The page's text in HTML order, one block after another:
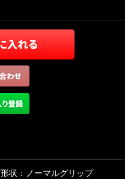
状：ノーマルグリップ